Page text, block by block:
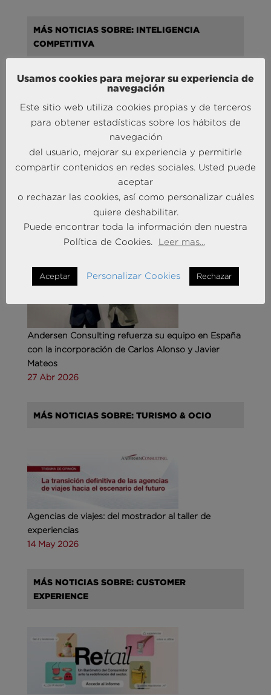
MÁS NOTICIAS SOBRE: INTELIGENCIA
COMPETITIVA
Liderando la Experiencia | Observatorio de las
Entidades Bancarias
24 Mar 2026
MÁS NOTICIAS SOBRE: INTELIGENCIA
Andersen Consulting refuerza su equipo en España
con la incorporación de Carlos Alonso y Javier
Mateos
27 Abr 2026
MÁS NOTICIAS SOBRE: TURISMO & OCIO
Agencias de viajes: del mostrador al taller de
experiencias
14 May 2026
MÁS NOTICIAS SOBRE: CUSTOMER
EXPERIENCE
Usamos cookies para mejorar su experiencia de
navegación
Este sitio web utiliza cookies propias y de terceros
para obtener estadísticas sobre los hábitos de
navegación
del usuario, mejorar su experiencia y permitirle
compartir contenidos en redes sociales. Usted puede
aceptar
o rechazar las cookies, así como personalizar cuáles
quiere deshabilitar.
Puede encontrar toda la información den nuestra
Política de Cookies.
Leer mas...
Aceptar Personalizar Cookies Rechazar